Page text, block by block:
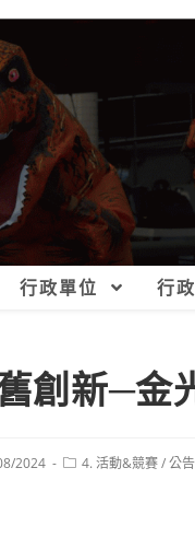
行政單位 行
舊創新─金
2024
Post4. 活動&競賽/公